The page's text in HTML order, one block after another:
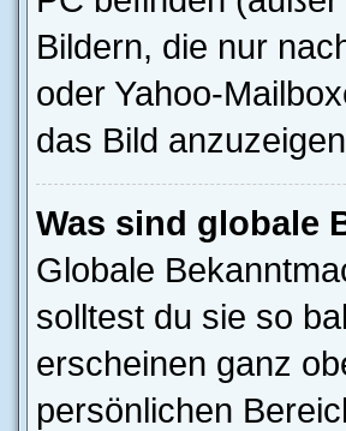
Bildern, die nur
oder Yahoo-
das Bild
Was sind globale
Globale
solltest du sie so
erscheinen ganz
persönlichen